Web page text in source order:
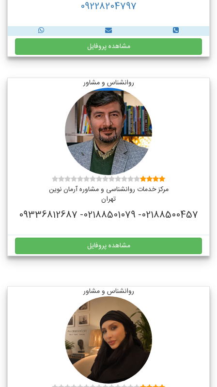
09228204797
مشاهده پروفایل
روانشناس و مشاور
مرکز خدمات روانشناسی و مشاوره آرمان نوین
تهران
02188500457- 02188501079- 09336812687
مشاهده پروفایل
روانشناس و مشاور